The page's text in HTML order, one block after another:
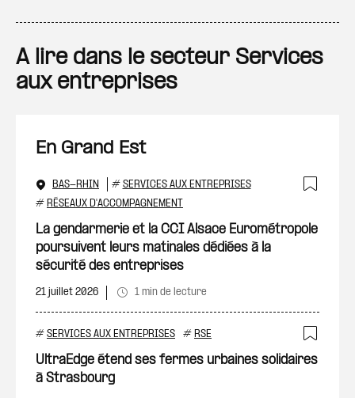
A lire dans le secteur Services
aux entreprises
En Grand Est
BAS-RHIN # SERVICES AUX ENTREPRISES
# RÉSEAUX D'ACCOMPAGNEMENT
La gendarmerie et la CCI Alsace Eurométropole
poursuivent leurs matinales dédiées à la
sécurité des entreprises
21 juillet 2026 1 min de lecture
# SERVICES AUX ENTREPRISES # RSE
UltraEdge étend ses fermes urbaines solidaires
à Strasbourg